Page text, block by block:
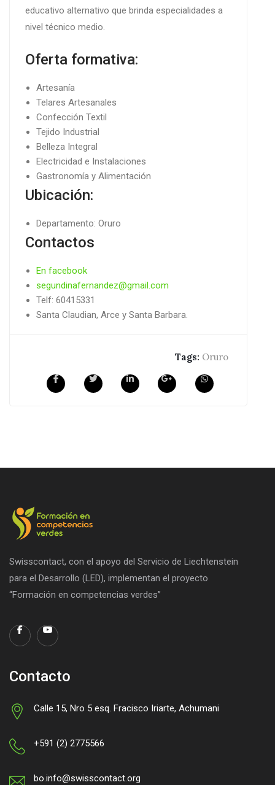
educativo alternativo que brinda especialidades a
nivel técnico medio.
Oferta formativa:
Artesanía
Telares Artesanales
Confección Textil
Tejido Industrial
Belleza Integral
Electricidad e Instalaciones
Gastronomía y Alimentación
Ubicación:
Departamento: Oruro
Contactos
En facebook
segundinafernandez@gmail.com
Telf: 60415331
Santa Claudian, Arce y Santa Barbara.
Tags: Oruro
Swisscontact, con el apoyo del Servicio de Liechtenstein
para el Desarrollo (LED), implementan el proyecto
“Formación en competencias verdes”
Contacto
Calle 15, Nro 5 esq. Fracisco Iriarte, Achumani
+591 (2) 2775566
bo.info@swisscontact.org